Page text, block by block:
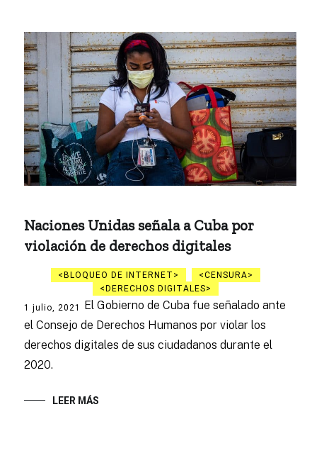
Naciones Unidas señala a Cuba por
violación de derechos digitales
BLOQUEO DE INTERNET
CENSURA
DERECHOS DIGITALES
1 julio, 2021
El Gobierno de Cuba fue señalado ante
el Consejo de Derechos Humanos por violar los
derechos digitales de sus ciudadanos durante el
2020.
LEER MÁS